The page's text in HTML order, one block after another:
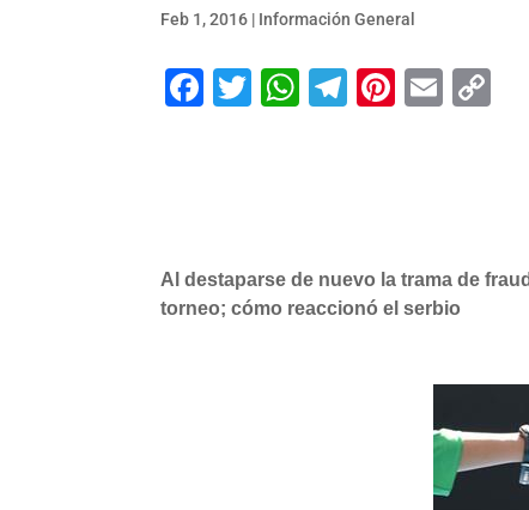
Feb 1, 2016 | Información General
Facebook
Twitter
WhatsApp
Telegram
Pinterest
Email
Al destaparse de nuevo la trama de
torneo; cómo reaccionó el serbio